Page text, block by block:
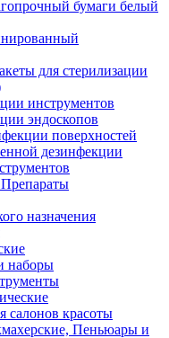
бумаги белый
для стерилизации
инструментов
эндоскопов
поверхностей
дезинфекции
назначения
наборы
салонов красоты
Пеньюары и